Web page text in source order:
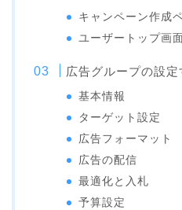
キャンペーン作成
ユーザートップ画
広告グループの設定
基本情報
ターゲット設定
広告フォーマット
広告の配信
最適化と入札
予算設定